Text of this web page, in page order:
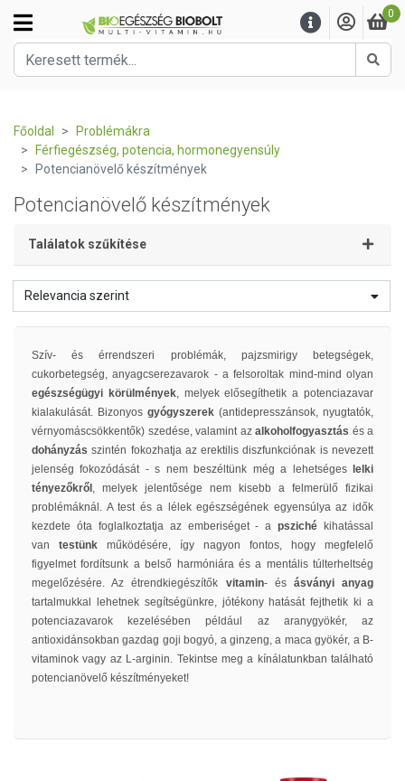
0
Főoldal
Problémákra
Férfiegészség, potencia, hormonegyensúly
Potencianövelő készítmények
Potencianövelő készítmények
Találatok szűkítése
Relevancia szerint
Szív- és érrendszeri problémák, pajzsmirigy betegségek,
cukorbetegség, anyagcserezavarok - a felsoroltak mind-mind olyan
egészségügyi körülmények, melyek elősegíthetik a potenciazavar
kialakulását. Bizonyos gyógyszerek (antidepresszánsok, nyugtatók,
vérnyomáscsökkentők) szedése, valamint az alkoholfogyasztás és a
dohányzásszintén fokozhatja az erektilis diszfunkciónak is nevezett
jelenség fokozódását - s nem beszéltünk még a lehetséges
lelki
tényezőkről , melyek jelentősége nem kisebb a felmerülő fizikai
problémáknál. A test és a lélek egészségének egyensúlya az idők
kezdete óta foglalkoztatja az emberiséget - apsziché kihatással
van testünk működésére, így nagyon fontos, hogy megfelelő
figyelmet fordítsunk a belső harmóniára és a mentális túlterheltség
megelőzésére. Az étrendkiegészítők vitamin- és ásványi anyag
tartalmukkal lehetnek segítségünkre, jótékony hatását fejthetik ki a
potenciazavarok kezelésében például az aranygyökér, az
antioxidánsokban gazdag goji bogyó, a ginzeng, a maca gyökér, a B-
vitaminok vagy az L-arginin. Tekintse meg a kínálatunkban található
potencianövelő készítményeket!